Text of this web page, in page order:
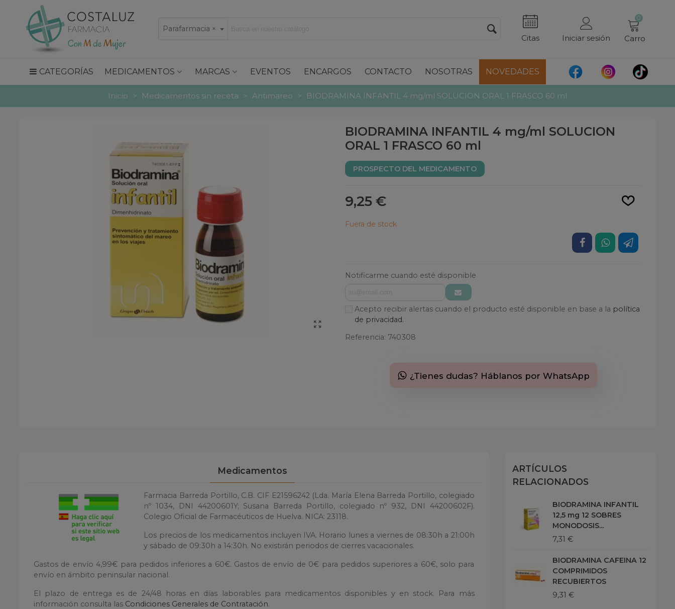
×
Parafarmacia
Citas Iniciar sesión
0
Carro
CATEGORÍAS MEDICAMENTOS MARCAS EVENTOS ENCARGOS CONTACTO NOSOTRAS NOVEDADES
Inicio > Medicamentos sin receta > Antimareo > BIODRAMINA INFANTIL 4 mg/ml SOLUCION ORAL 1 FRASCO 60 ml
BIODRAMINA INFANTIL 4 mg/ml SOLUCION
ORAL 1 FRASCO 60 ml
PROSPECTO DEL MEDICAMENTO
9,25 €
Fuera de stock
Notificarme cuando esté disponible
Acepto recibir alertas cuando el producto esté disponible en base a la política
de privacidad.
Referencia: 740308
¿Tienes dudas? Háblanos por WhatsApp
Medicamentos
Farmacia Barreda Portillo, C.B. CIF E21596242 (Lda. María Elena Barreda Portillo, colegiado
nº 1034, DNI 44200601Y; Susana Barreda Portillo, colegiado nº 932, DNI 44200602F).
Colegio Oficial de Farmacéuticos de Huelva. NICA: 23118.
Los precios de los medicamentos incluyen IVA. Horario lunes a viernes de 08:30h a 21:00h
y sábado de 09:30h a 14:30h. No existirán periodos de cierres vacacionales.
Gastos de envío 4,99€ para pedidos inferiores a 60€. Gastos de envío de 0€ para pedidos superiores a 60€, solo para
envío en ámbito peninsular nacional.
El plazo de entrega es de 24/48 horas en días laborables para medicamentos disponibles y en stock. Para más
información consulta las Condiciones Generales de Contratación.
ARTÍCULOS
RELACIONADOS
BIODRAMINA INFANTIL
12,5 mg 12 SOBRES
MONODOSIS...
7,31 €
BIODRAMINA CAFEINA 12
COMPRIMIDOS
RECUBIERTOS
9,31 €